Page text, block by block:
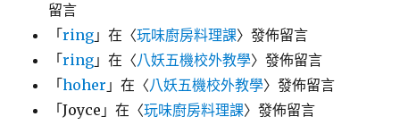
留言
「ring 」在〈玩味廚房料理課〉發佈留言
「ring 」在〈八妖五機校外教學〉發佈留言
「hoher 」在〈八妖五機校外教學〉發佈留言
「Joyce 」在〈玩味廚房料理課〉發佈留言